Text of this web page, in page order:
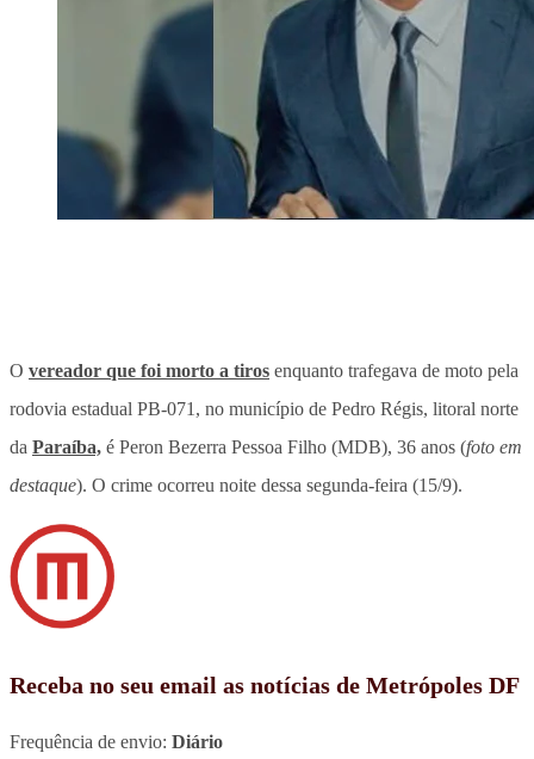
O vereador que foi morto a tiros enquanto trafegava de moto pela
rodovia estadual PB-071, no município de Pedro Régis, litoral norte
da Paraíba, é Peron Bezerra Pessoa Filho (MDB), 36 anos (foto em
destaque). O crime ocorreu noite dessa segunda-feira (15/9).
Receba no seu email as notícias de Metrópoles DF
Frequência de envio: Diário